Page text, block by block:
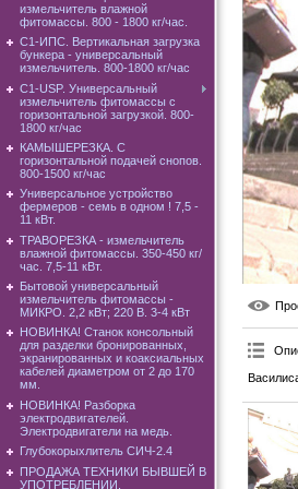
измельчитель влажной
фитомассы. 800 - 1800 кг/час.
C1-ИПС. Вертикальная загрузка
бункера - универсальный
измельчитель. 800-1800 кг/час
С1-USP. Универсальный
измельчитель фитомассы с
горизонтальной загрузкой. 800-
1800 кг/час
КАМЫШЕРЕЗКА. С
горизонтальной подачей снопов.
800-1500 кг/час
Универсальное устройство
фермеров - семь в одном ! 7,5 -
11 кВт.
ТРАВОРЕЗКА - измельчитель
влажной фитомассы. 350-450 кг/
час. 7,5-11 кВт.
Бытовой универсальный
измельчитель фитомассы -
МИКРО. 2,2 кВт; 220 В. 3-4 кВт
НОВИНКА! Станок консольный
для разделки бронированных,
экранированных и коаксиальных
кабелей диаметром от 2 до 170
мм.
НОВИНКА! Разборка
электродвигателей.
Электродвигатели на медь.
Глубокорыхлитель СИЧ-2.4
ПРОДАЖА ТЕХНИКИ БЫВШЕЙ В
УПОТРЕБЛЕНИИ.